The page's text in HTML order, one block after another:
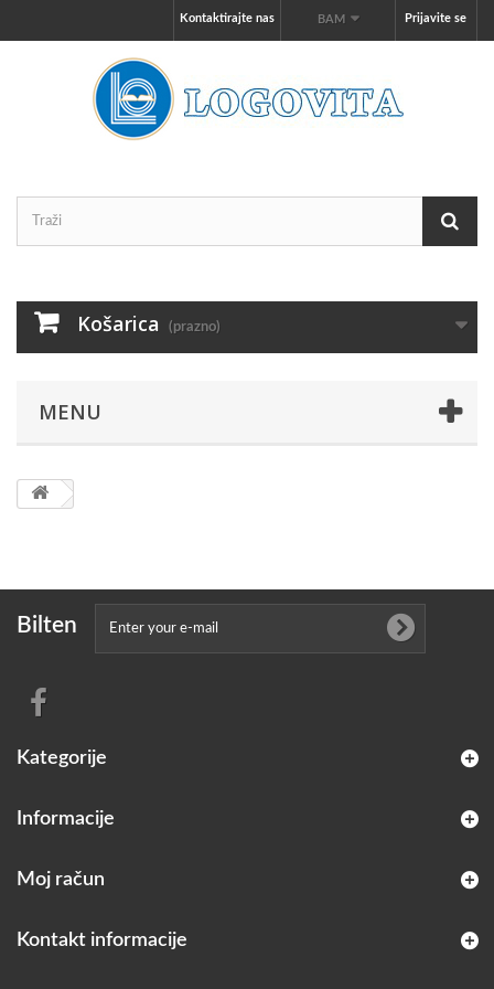
Prijavite se
BAM
Kontaktirajte nas
Košarica (prazno)
MENU
Bilten
Kategorije
Informacije
Moj račun
Kontakt informacije